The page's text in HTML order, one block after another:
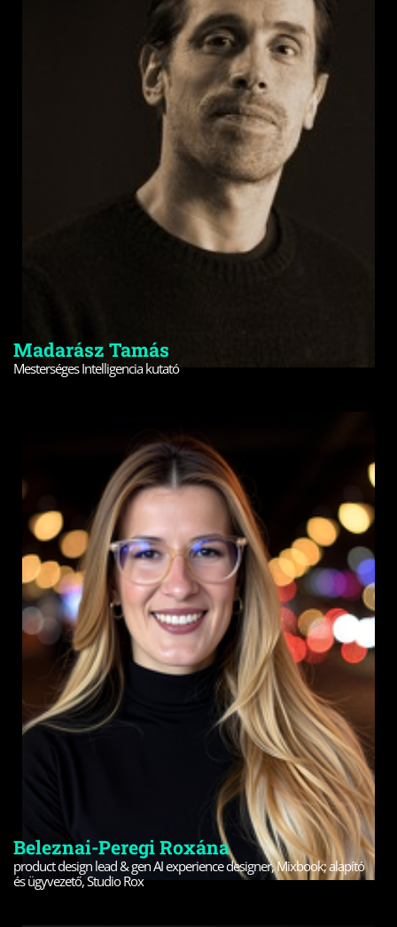
Madarász Tamás
Mesterséges Intelligencia kutató
Beleznai-Peregi Roxána
product design lead & gen AI experience designer, Mixbook; alapító
és ügyvezető, Studio Rox